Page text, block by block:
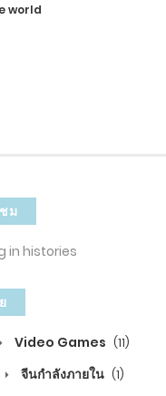
ล้ว
world
ม
in histories
Video Games (11)
จีนกำลังภายใน (1)